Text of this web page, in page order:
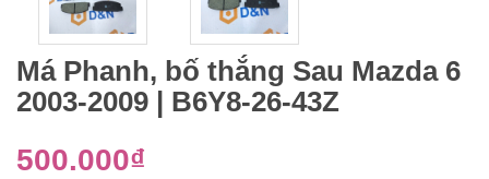
Má Phanh, bố thắng Sau Mazda 6
2003-2009 | B6Y8-26-43Z
500.000₫